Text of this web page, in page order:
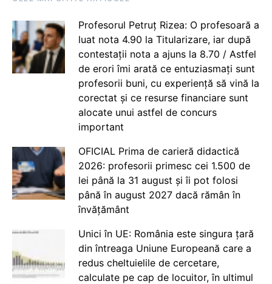
Profesorul Petruț Rizea: O profesoară a
luat nota 4.90 la Titularizare, iar după
contestații nota a ajuns la 8.70 / Astfel
de erori îmi arată ce entuziasmați sunt
profesorii buni, cu experiență să vină la
corectat și ce resurse financiare sunt
alocate unui astfel de concurs
important
OFICIAL Prima de carieră didactică
2026: profesorii primesc cei 1.500 de
lei până la 31 august și îi pot folosi
până în august 2027 dacă rămân în
învățământ
Unici în UE: România este singura țară
din întreaga Uniune Europeană care a
redus cheltuielile de cercetare,
calculate pe cap de locuitor, în ultimul